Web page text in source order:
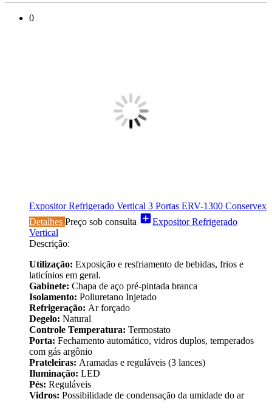
0
Expositor Refrigerado Vertical 3 Portas ERV-1300 Conservex
Detalhes Preço sob consulta add_boxExpositor Refrigerado
Vertical
Descrição:
Utilização: Exposição e resfriamento de bebidas, frios e
laticínios em geral.
Gabinete: Chapa de aço pré-pintada branca
Isolamento: Poliuretano Injetado
Refrigeração: Ar forçado
Degelo: Natural
Controle Temperatura: Termostato
Porta: Fechamento automático, vidros duplos, temperados
com gás argônio
Prateleiras: Aramadas e reguláveis (3 lances)
Iluminação: LED
Pés: Reguláveis
Vidros: Possibilidade de condensação da umidade do ar